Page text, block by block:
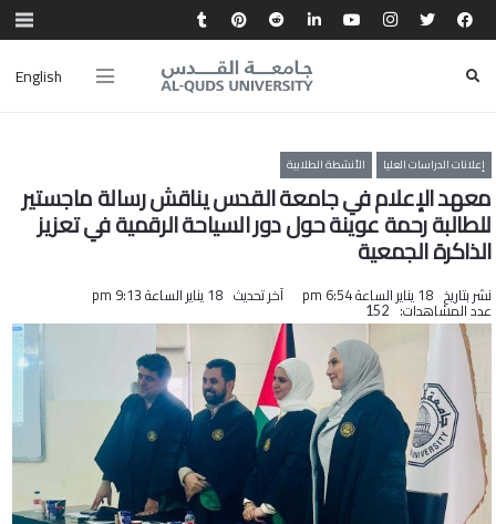
English
إعلانات الدراسات العليا الأنشطة الطلابية
معهد الإعلام في جامعة القدس يناقش رسالة ماجستير
للطالبة رحمة عوينة حول دور السياحة الرقمية في تعزيز
الذاكرة الجمعية
نشر بتاريخ 18 يناير الساعة 6:54 pm آخر تحديث 18 يناير الساعة 9:13 pm
عدد المشاهدات: 152